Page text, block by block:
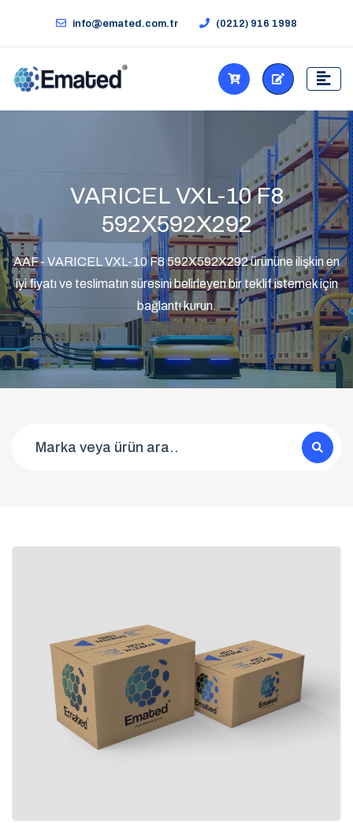
info@emated.com.tr (0212) 916 1998
VARICEL VXL-10 F8
592X592X292
AAF - VARICEL VXL-10 F8 592X592X292 ürününe ilişkin en
iyi fiyatı ve teslimatın süresini belirleyen bir teklif istemek için
bağlantı kurun.